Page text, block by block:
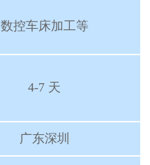
数控车床加工等
4-7 天
广东深圳